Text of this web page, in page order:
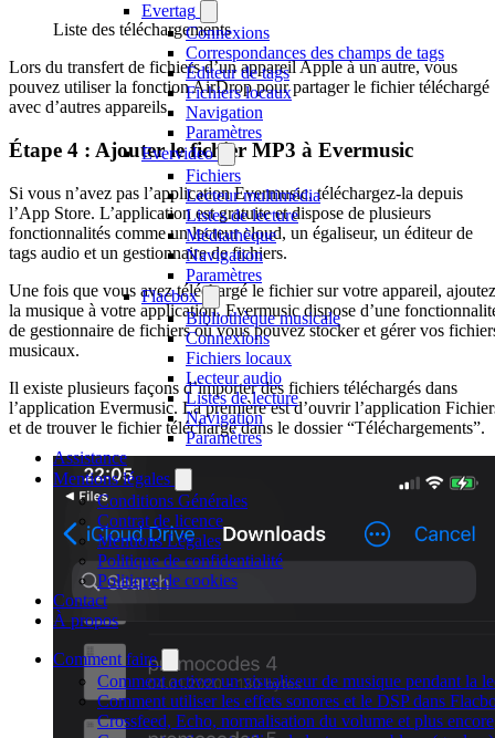
Evertag
Connexions
Correspondances des champs de tags
Éditeur de tags
Fichiers locaux
Navigation
Paramètres
Evervideo
Fichiers
Lecteur multimédia
Listes de lecture
Médiathèque
Navigation
Paramètres
Flacbox
Bibliothèque musicale
Connexions
Fichiers locaux
Lecteur audio
Listes de lecture
Navigation
Paramètres
Assistance
Mentions légales
Conditions Générales
Contrat de licence
Mentions Légales
Politique de confidentialité
Politique de cookies
Contact
À propos
Comment faire
Comment activer un visualiseur de musique pendant la
Comment utiliser les effets sonores et le DSP dans
Crossfeed, Echo, normalisation du volume et plus encore
Liste des téléchargements
Lors du transfert de fichiers d’un appareil Apple à un autre, vous
pouvez utiliser la fonction AirDrop pour partager le fichier téléchargé
avec d’autres appareils.
Étape 4 : Ajouter le fichier MP3 à Evermusic
Si vous n’avez pas l’application Evermusic, téléchargez-la depuis
l’App Store. L’application est gratuite et dispose de plusieurs
fonctionnalités comme un lecteur cloud, un égaliseur, un éditeur de
tags audio et un gestionnaire de fichiers.
Une fois que vous avez téléchargé le fichier sur votre appareil, ajoutez
la musique à votre application. Evermusic dispose d’une
de gestionnaire de fichiers où vous pouvez stocker et gérer vos
musicaux.
Il existe plusieurs façons d’importer des fichiers téléchargés dans
l’application Evermusic. La première est d’ouvrir l’application
et de trouver le fichier téléchargé dans le dossier “Téléchargements”.